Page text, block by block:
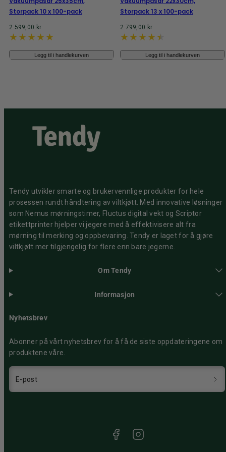
Storpack 10 x 100-pack
Normalpris
2.599,00 kr
Legg til i handlekurven
Storpack 13 x 100-pack
Normalpris
2.799,00 kr
Legg til i handlekurven
Tendy utvikler smarte og brukervennlige produkter for hele
prosessen rundt håndtering av viltkjøtt. Med innovative løsninger
som Nemus mørningstimer, Fluctus digital vekt og Scriptor
etikettprinter hjelper vi jegere med å effektivisere alt fra
mørning til merking og oppbevaring. Tendy er laget for å gjøre
viltkjøtt mer tilgjengelig for flere enn bare jegerne.
Om Tendy
Informasjon
Nyhetsbrev
Abonner på vårt nyhetsbrev for å få de siste oppdateringene om
produktene våre.
E-post